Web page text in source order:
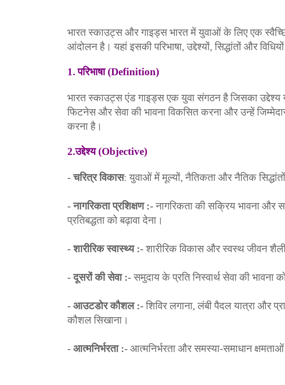
भारत स्काउट्स और गाइड्स भारत में युवाओं के लिए एक
आंदोलन है।यहां इसकी परिभाषा, उद्देश्यों, सिद्धांतों और
1. परिभाषा (Definition)
भारत स्काउट्स एंड गाइड्स एक युवा संगठन है जिसका उद्देश्य
फिटनेस और सेवा की भावना विकसित करना और उन्हें
करना है।
2.उद्देश्य (Objective)
- चरित्र विकास: युवाओं में मूल्यों, नैतिकता और नैतिक
- नागरिकता प्रशिक्षण :-नागरिकता की सक्रिय भावना और
प्रतिबद्धता को बढ़ावा देना।
- शारीरिक स्वास्थ्य :-शारीरिक विकास और स्वस्थ जीवन
- दूसरों की सेवा :-समुदाय के प्रति निस्वार्थ सेवा की भावना
- आउटडोर कौशल :-शिविर लगाना, लंबी पैदल यात्रा और
कौशल सिखाना।
- आत्मनिर्भरता :- आत्मनिर्भरता और समस्या-समाधान क्षमताओं